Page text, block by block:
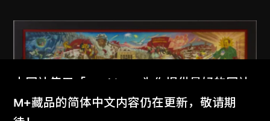
本网站使用「Cookies」为你提供最好的网站
体验。
M+藏品的简体中文内容仍在更新，敬请期